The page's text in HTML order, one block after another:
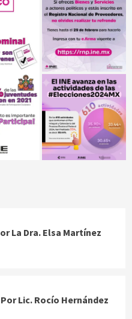
La Dra. Elsa Martínez
Lic. Rocío Hernández